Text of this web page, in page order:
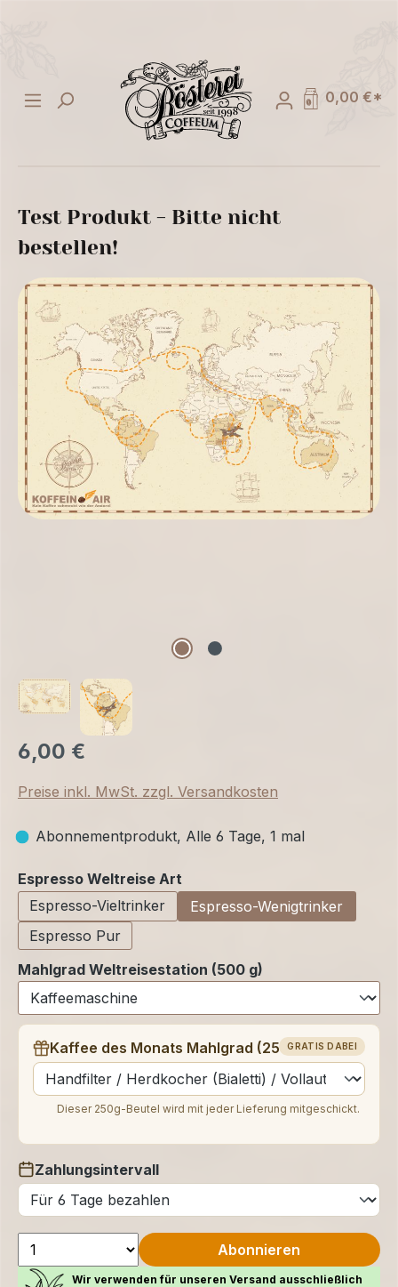
0,00 €*
Test Produkt - Bitte nicht
bestellen!
6,00 €
Preise inkl. MwSt. zzgl. Versandkosten
Abonnementprodukt, Alle 6 Tage, 1 mal
Espresso Weltreise Art
Espresso-Vieltrinker
Espresso-Wenigtrinker
Espresso Pur
Mahlgrad Weltreisestation (500 g)
GRATIS DABEI
Kaffee des Monats Mahlgrad (250 g)
auswählen
Dieser 250g-Beutel wird mit jeder Lieferung mitgeschickt.
Zahlungsintervall
auswählen
Abonnieren
Wir verwenden für unseren Versand ausschließlich